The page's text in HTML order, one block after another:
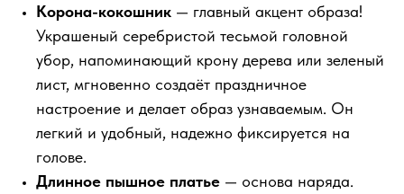
Корона-кокошник — главный акцент образа!
Украшеный серебристой тесьмой головной
убор, напоминающий крону дерева или зеленый
лист, мгновенно создаёт праздничное
настроение и делает образ узнаваемым. Он
легкий и удобный, надежно фиксируется на
голове.
Длинное пышное платье — основа наряда.